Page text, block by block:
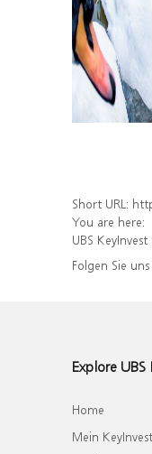
Short URL:
You are here:
UBS
Folgen Sie
Explore UBS
Home
Mein KeyInvest